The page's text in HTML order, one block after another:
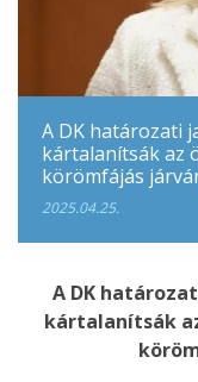
A DK határozati
kártalanítsák az
körömfájás
2025.04.25.
A DK
kártalanítsák